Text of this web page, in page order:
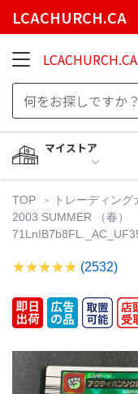
LCACHURCH.CA
LCACHURCH.CA
マイストア
TOP トレーディング
2003 SUMMER （春
(2532)